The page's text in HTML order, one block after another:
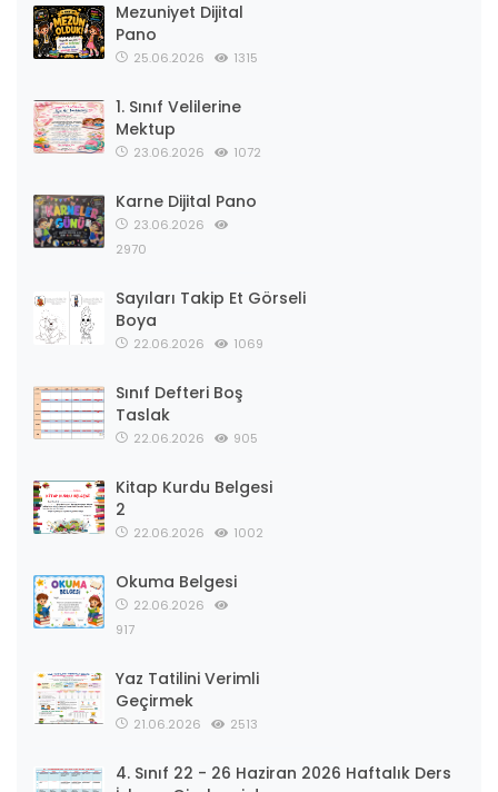
Mezuniyet Dijital
Pano
25.06.2026 1315
1. Sınıf Velilerine
Mektup
23.06.2026 1072
Karne Dijital Pano
23.06.2026
2970
Sayıları Takip Et Görseli
Boya
22.06.2026 1069
Sınıf Defteri Boş
Taslak
22.06.2026 905
Kitap Kurdu Belgesi
2
22.06.2026 1002
Okuma Belgesi
22.06.2026
917
Yaz Tatilini Verimli
Geçirmek
21.06.2026 2513
4. Sınıf 22 - 26 Haziran 2026 Haftalık Ders